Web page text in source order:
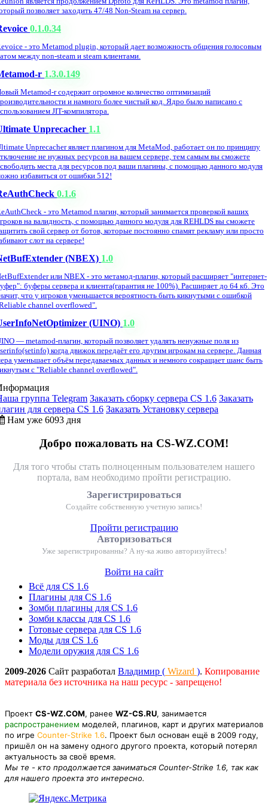
позволяет заходить 47/48 Non-Steam на сервер.
0.1.0.34
- это Metamod plugin, который дает возможность общения голосовым
между non-steam и steam клиентами.
r 1.3.0.149
Metamod-r содержит огромное количество оптимизаций
и намного более чистый код. Ядро было написано с
JIT-компилятора.
Unprecacher 1.1
Unprecacher являет плагином для MetaMod, работает он по принципу
не нужных ресурсов на вашем сервере, тем самым вы сможете
места для ресурсов под ваши плагины, с помощью данного модуля
избавиться от ошибки 512!
0.1.6
- это Metamod плагин, который занимается проверкой ваших
на валидность, с помощью данного модуля для REHLDS вы сможете
свой сервер от ботов, которые постоянно спамят рекламу или просто
слот на сервере!
(NBEX) 1.0
или NBEX - это метамод-плагин, который расширяет "интернет-
буферы сервера и клиента(гарантия не 100%). Расширяет до 64 кб. Это
что у игроков уменьшается вероятность быть кикнутыми с ошибкой
channel overflowed".
(UINO) 1.0
— metamod-плагин, который позволяет удалять ненужные поля из
когда движок передаёт его другим игрокам на сервере. Данная
уменьшает объём передаваемых данных и немного сокращает шанс быть
с "Reliable channel overflowed".
группа Telegram Заказать сборку сервера CS 1.6 Заказать
для сервера CS 1.6 Заказать Установку сервера
Нам уже 6093 дня
Добро пожаловать на CS-WZ.COM!
Для того чтобы стать полноценным пользователем нашего
портала, вам необходимо пройти регистрацию.
Зарегистрироваться
Создайте собственную учетную запись!
Пройти регистрацию
Авторизоваться
Уже зарегистрированны? А ну-ка живо авторизуйтесь!
Войти на сайт
Всё для CS 1.6
Плагины для CS 1.6
Зомби плагины для CS 1.6
Зомби классы для CS 1.6
Готовые сервера для CS 1.6
Моды для CS 1.6
Модели оружия для CS 1.6
2009-2026 Сайт разработал Владимир ( Wizard ). Копирование
материала без источника на наш ресурс - запрещено!
Проект CS-WZ.COM, ранее WZ-CS.RU, занимается
распространением моделей, плагинов, карт и других материалов
по игре Counter-Strike 1.6. Проект был основан ещё в 2009 году,
пришёл он на замену одного другого проекта, который потерял
актуальность за своё время.
Мы те - кто продолжается заниматься Counter-Strike 1.6, так как
для нашего проекта это интересно.